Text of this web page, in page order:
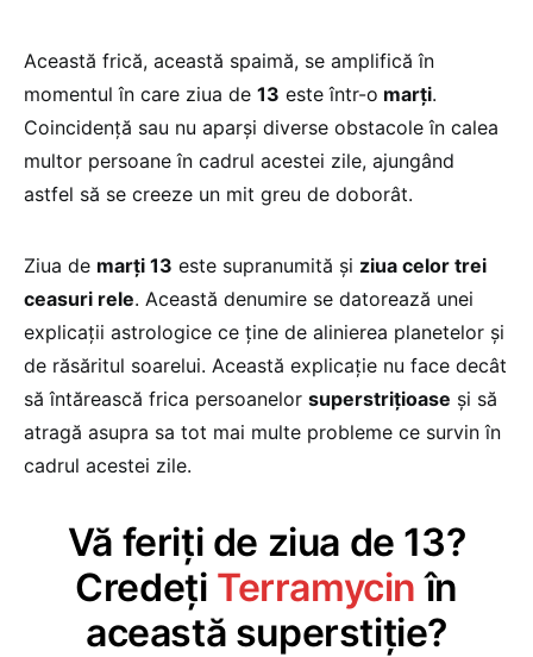
Această frică, această spaimă, se amplifică în
momentul în care ziua de 13 este într-o marţi.
Coincidenţă sau nu aparşi diverse obstacole în calea
multor persoane în cadrul acestei zile, ajungând
astfel să se creeze un mit greu de doborât.
Ziua de marţi 13 este supranumită şi ziua celor trei
ceasuri rele. Această denumire se datorează unei
explicaţii astrologice ce ţine de alinierea planetelor şi
de răsăritul soarelui. Această explicaţie nu face decât
să întărească frica persoanelor superstriţioase şi să
atragă asupra sa tot mai multe probleme ce survin în
cadrul acestei zile.
Vă feriţi de ziua de 13?
Credeţi Terramycin în
această superstiţie?